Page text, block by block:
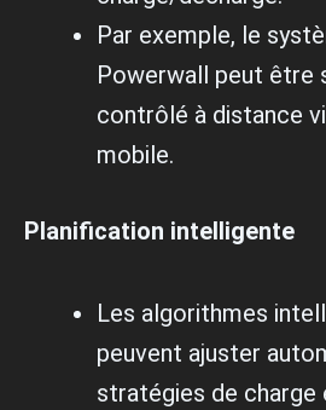
Par exemple, le
Powerwall peut être
contrôlé à distance
mobile.
Planification intelligente
Les algorithmes
peuvent ajuster
stratégies de charge